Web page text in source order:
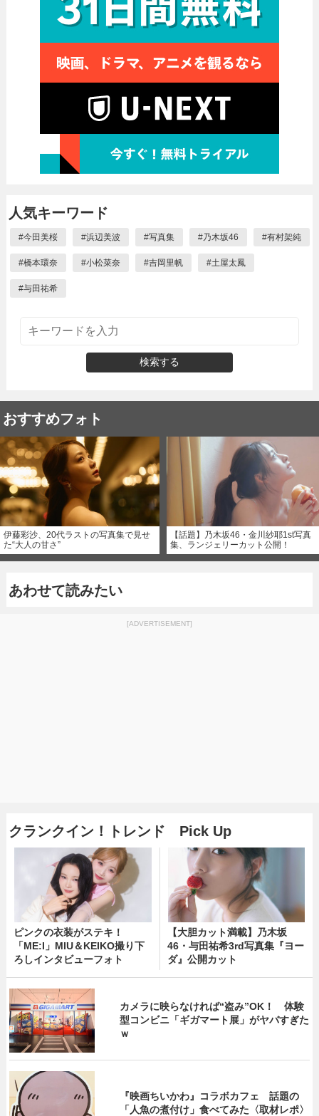
人気キーワード
#今田美桜 #浜辺美波 #写真集 #乃木坂46 #有村架純
#橋本環奈 #小松菜奈 #吉岡里帆 #土屋太鳳
#与田祐希
検索する
おすすめフォト
伊藤彩沙、20代ラストの写真集で見せ
た“大人の甘さ”
【話題】乃木坂46・金川紗耶1st写真
集、ランジェリーカット公開！
あわせて読みたい
[ADVERTISEMENT]
クランクイン！トレンド Pick Up
ピンクの衣装がステキ！
「ME:I」MIU＆KEIKO撮り下
ろしインタビューフォト
【大胆カット満載】乃木坂
46・与田祐希3rd写真集『ヨー
ダ』公開カット
カメラに映らなければ“盗み”OK！ 体験
型コンビニ「ギガマート展」がヤバすぎた
ｗ
『映画ちいかわ』コラボカフェ 話題の
「人魚の煮付け」食べてみた〈取材レポ〉